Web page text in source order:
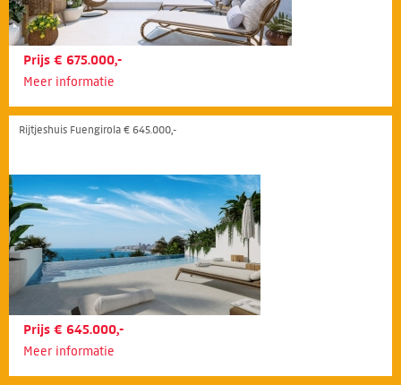
Prijs € 675.000,-
Meer informatie
Rijtjeshuis Fuengirola € 645.000,-
Prijs € 645.000,-
Meer informatie